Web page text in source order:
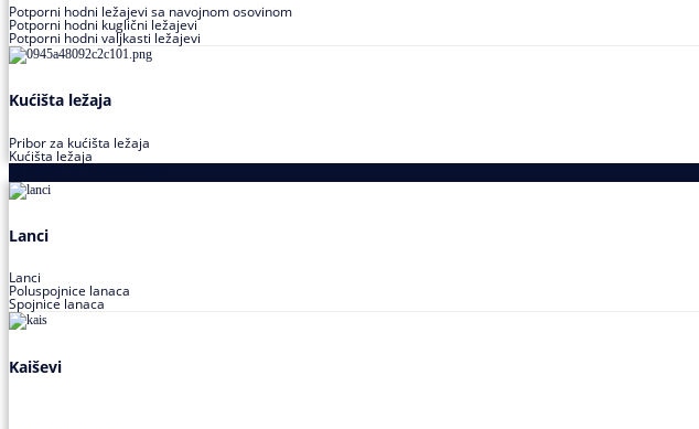
Potporni hodni ležajevi sa navojnom osovinom
Potporni hodni kuglični ležajevi
Potporni hodni valjkasti ležajevi
Kućišta ležaja
Pribor za kućišta ležaja
Kućišta ležaja
Lanci
Lanci
Poluspojnice lanaca
Spojnice lanaca
Kaiševi